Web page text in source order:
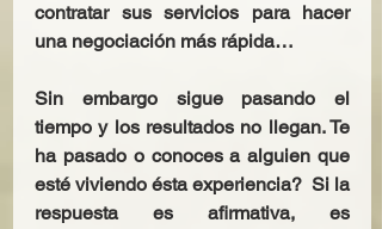
contratar sus servicios para hacer
una negociación más rápida…
Sin embargo sigue pasando el
tiempo y los resultados no llegan. Te
ha pasado o conoces a alguien que
esté viviendo ésta experiencia?  Si la
respuesta es afirmativa, es